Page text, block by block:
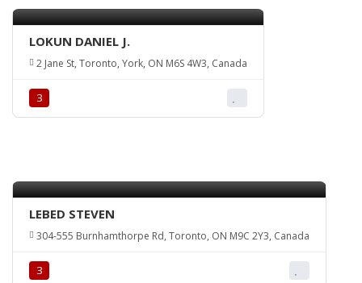
LOKUN DANIEL J.
2 Jane St, Toronto, York, ON M6S 4W3, Canada
З
LEBED STEVEN
304-555 Burnhamthorpe Rd, Toronto, ON M9C 2Y3, Canada
З